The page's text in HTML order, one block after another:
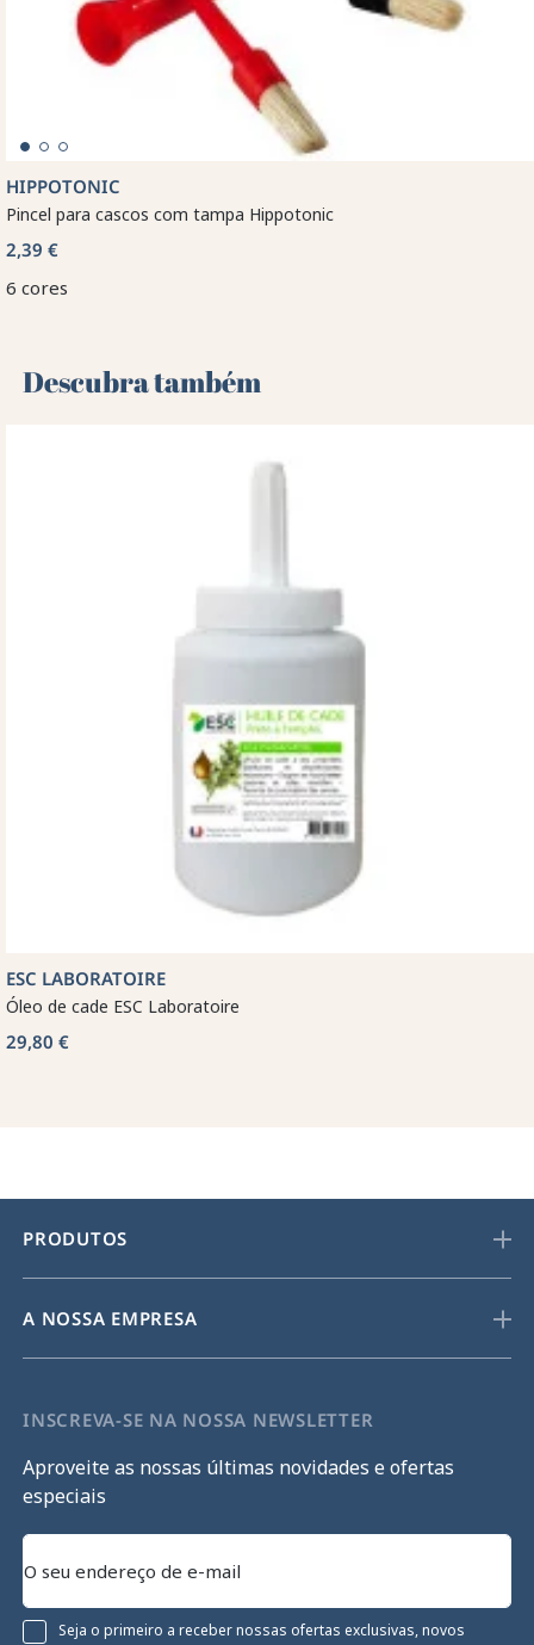
HIPPOTONIC
Pincel para cascos com tampa Hippotonic
2,39 €
6 cores
Descubra também 🌻
ESC LABORATOIRE
Óleo de cade ESC Laboratoire
29,80 €
PRODUTOS
A NOSSA EMPRESA
INSCREVA-SE NA NOSSA NEWSLETTER
Aproveite as nossas últimas novidades e ofertas
especiais
Seja o primeiro a receber nossas ofertas exclusivas, novos